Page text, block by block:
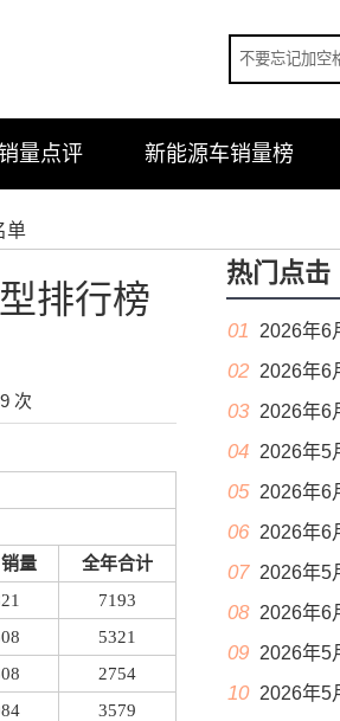
量点评 新能源车销量榜
单
排行榜
次
量
全年合计
7193
5321
2754
3579
热门点击
01 2026年6月
02 2026年6月
03 2026年6月
04 2026年5月
05 2026年6
06 2026年6月
07 2026年5月
08 2026年6月
09 2026年5月
10 2026年5月